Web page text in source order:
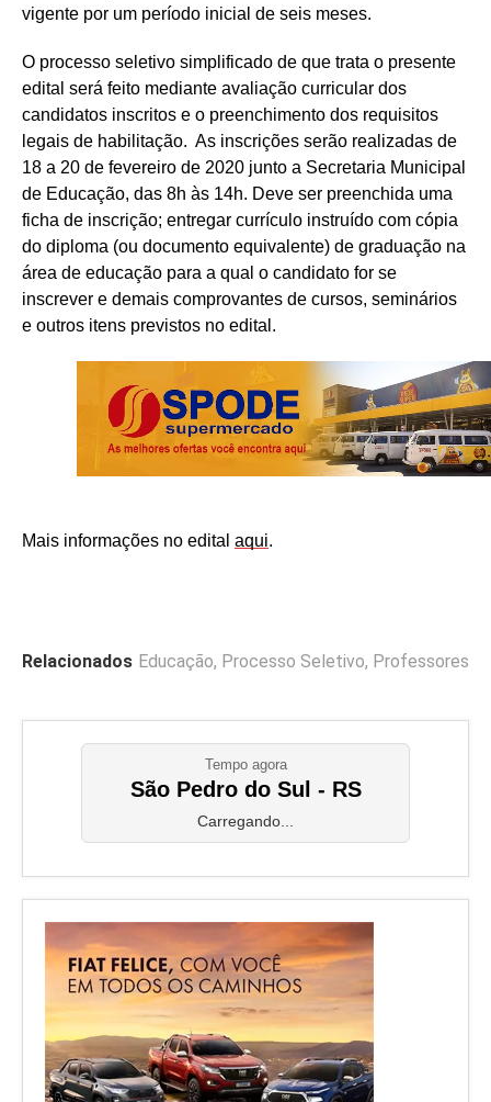
vigente por um período inicial de seis meses.
O processo seletivo simplificado de que trata o presente
edital será feito mediante avaliação curricular dos
candidatos inscritos e o preenchimento dos requisitos
legais de habilitação. As inscrições serão realizadas de
18 a 20 de fevereiro de 2020 junto a Secretaria Municipal
de Educação, das 8h às 14h. Deve ser preenchida uma
ficha de inscrição; entregar currículo instruído com cópia
do diploma (ou documento equivalente) de graduação na
área de educação para a qual o candidato for se
inscrever e demais comprovantes de cursos, seminários
e outros itens previstos no edital.
Mais informações no edital aqui.
Relacionados Educação, Processo Seletivo, Professores
Tempo agora
São Pedro do Sul - RS
Carregando...